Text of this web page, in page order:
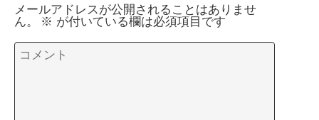
メールアドレスが公開されることはありませ
ん。
※ が付いている欄は必須項目です